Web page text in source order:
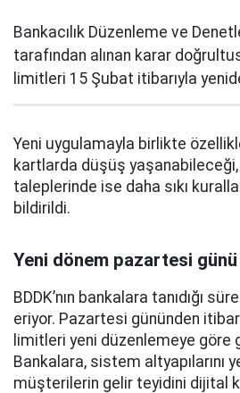
Bankacılık Düzenleme ve
tarafından alınan karar
limitleri 15 Şubat itibarıyla
Yeni uygulamayla birlikte
kartlarda düşüş yaşanabileceği,
taleplerinde ise daha sıkı
bildirildi.
Yeni dönem pazartesi günü
BDDK’nın bankalara tanıdığı
eriyor. Pazartesi gününden
limitleri yeni düzenlemeye göre
Bankalara, sistem altyapılarını
müşterilerin gelir teyidini dijital